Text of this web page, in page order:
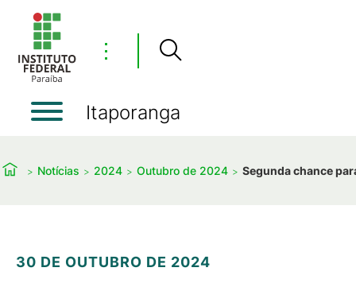
⋮
Itaporanga
Notícias 2024 Outubro de 2024 Segunda chance
30 DE OUTUBRO DE 2024